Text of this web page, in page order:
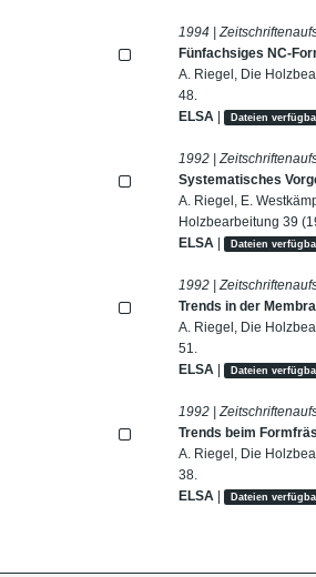
1994 |
Fünfachsiges NC-
A. Riegel, Die
48.
ELSA | Dateien
1992 |
Systematisches
A. Riegel, E.
Holzbearbeitung 39
ELSA | Dateien
1992 |
Trends in der
A. Riegel, Die
51.
ELSA | Dateien
1992 |
Trends beim
A. Riegel, Die
38.
ELSA | Dateien